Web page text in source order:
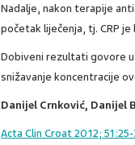
Nadalje, nakon terapije
početak liječenja, tj. CRP
Dobiveni rezultati govore
snižavanje koncentracije
Danijel Crnković, Danijel
Acta Clin Croat 2012;